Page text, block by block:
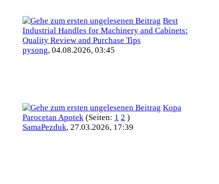
Best
Industrial Handles for Machinery and Cabinets:
Quality Review and Purchase Tips
pysong, 04.08.2026, 03:45
Kopa
Parocetan Apotek (Seiten: 1 2 )
SamaPezduk, 27.03.2026, 17:39